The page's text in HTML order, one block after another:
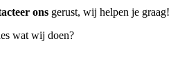
ons gerust, wij helpen je graag!
wat wij doen?